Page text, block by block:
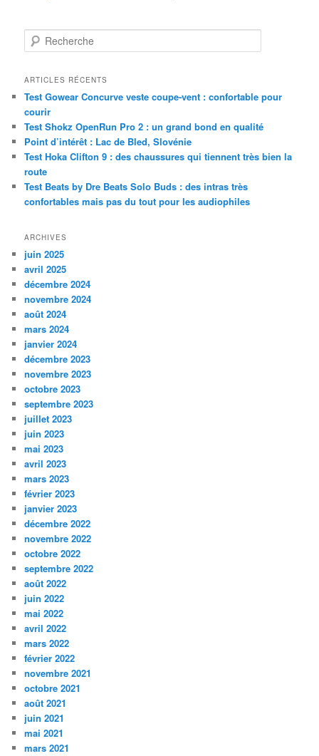
e
h
r
c
h
e
ARTICLES RÉCENTS
Test Gowear Concurve veste coupe-vent : confortable pour
courir
Test Shokz OpenRun Pro 2 : un grand bond en qualité
Point d’intérêt : Lac de Bled, Slovénie
Test Hoka Clifton 9 : des chaussures qui tiennent très bien la
route
Test Beats by Dre Beats Solo Buds : des intras très
confortables mais pas du tout pour les audiophiles
ARCHIVES
juin 2025
avril 2025
décembre 2024
novembre 2024
août 2024
mars 2024
janvier 2024
décembre 2023
novembre 2023
octobre 2023
septembre 2023
juillet 2023
juin 2023
mai 2023
avril 2023
mars 2023
février 2023
janvier 2023
décembre 2022
novembre 2022
octobre 2022
septembre 2022
août 2022
juin 2022
mai 2022
avril 2022
mars 2022
février 2022
novembre 2021
octobre 2021
août 2021
juin 2021
mai 2021
mars 2021